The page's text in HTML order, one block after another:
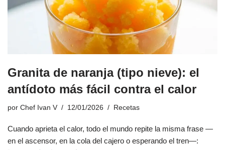
Granita de naranja (tipo nieve): el
antídoto más fácil contra el calor
por Chef Ivan V 12/01/2026 Recetas
Cuando aprieta el calor, todo el mundo repite la misma frase —
en el ascensor, en la cola del cajero o esperando el tren—: